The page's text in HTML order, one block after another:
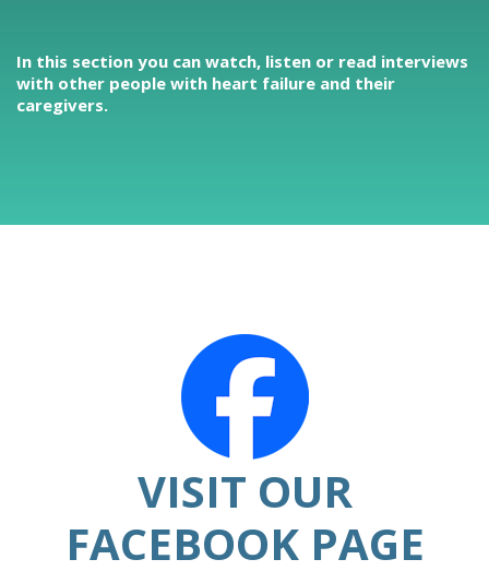
In this section you can watch, listen or read interviews
with other people with heart failure and their
caregivers.
VISIT OUR
FACEBOOK PAGE